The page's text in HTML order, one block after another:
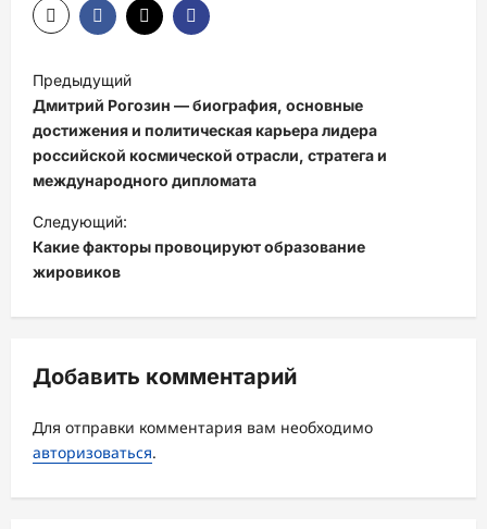
Н
а
в
и
а
ц
з
п
и
с
Предыдущий
Дмитрий Рогозин — биография, основные
достижения и политическая карьера лидера
российской космической отрасли, стратега и
международного дипломата
Следующий:
Какие факторы провоцируют образование
жировиков
Добавить комментарий
Для отправки комментария вам необходимо
авторизоваться.